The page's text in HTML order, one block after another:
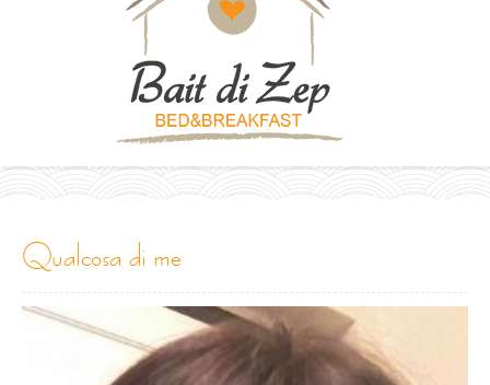
qualcosa di me